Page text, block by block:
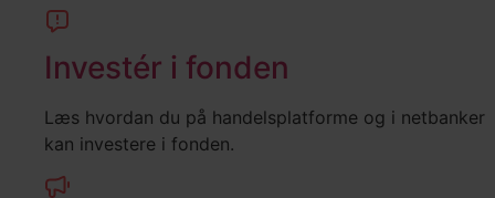
Investér i fonden
Læs hvordan du på handelsplatforme og i netbanker
kan investere i fonden.